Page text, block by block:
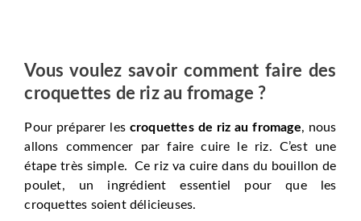
Vous voulez savoir comment faire des
croquettes de riz au fromage ?
Pour préparer les croquettes de riz au fromage, nous
allons commencer par faire cuire le riz. C’est une
étape très simple. Ce riz va cuire dans du bouillon de
poulet, un ingrédient essentiel pour que les
croquettes soient délicieuses.